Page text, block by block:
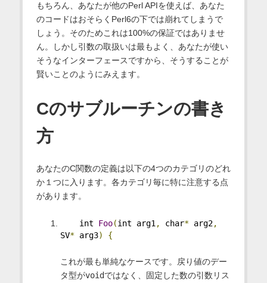
もちろん、あなたが他のPerl APIを使えば、あなた
のコードはおそらくPerl6の下では崩れてしまうで
しょう。そのためこれは100%の保証ではありませ
ん。しかし引数の取扱いは最もよく、あなたが使い
そうなインターフェースですから、そうすることが
賢いことのようにみえます。
Cのサブルーチンの書き
方
あなたのC関数の定義は以下の4つのカテゴリのどれ
か１つに入ります。各カテゴリ毎に特に注意する点
があります。
int Foo(int arg1 , char* arg2,
SV* arg3) {
これが最も単純なケースです。戻り値のデー
タ型がvoidではなく、固定した数の引数リス